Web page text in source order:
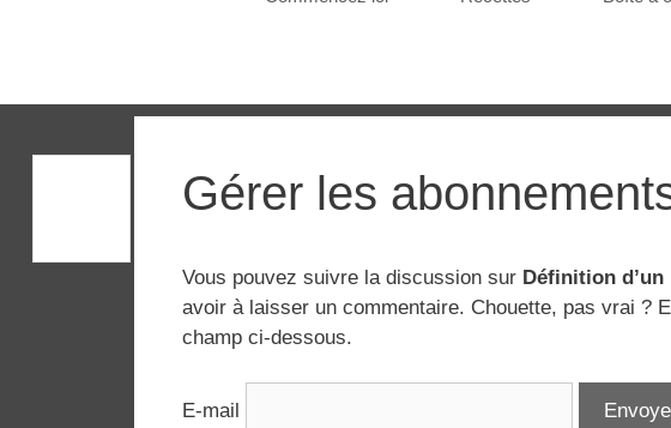
Gérer les
Vous pouvez suivre la discussion sur Définition
avoir à laisser un commentaire. Chouette, pas vrai ?
champ ci-dessous.
E-mail